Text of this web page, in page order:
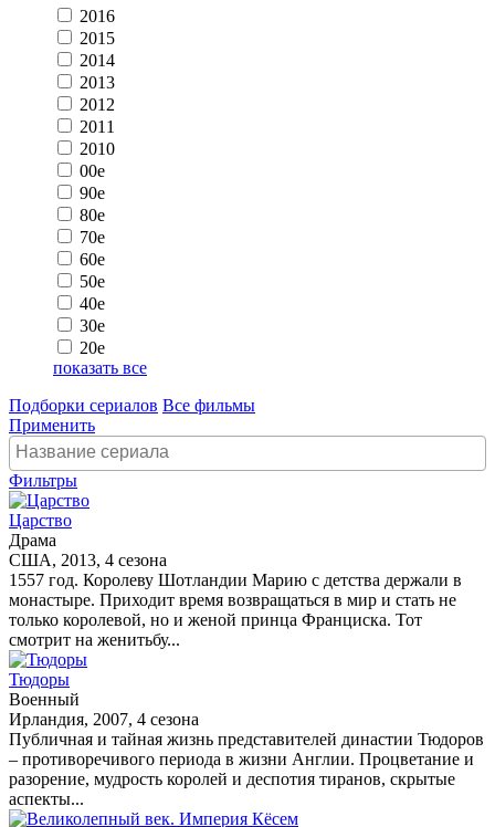
2016
2015
2014
2013
2012
2011
2010
00e
90e
80e
70e
60e
50e
40e
30e
20e
показать все
Подборки сериалов Все фильмы
Применить
Фильтры
Царство
Драма
США, 2013, 4 сезона
1557 год. Королеву Шотландии Марию с детства держали в
монастыре. Приходит время возвращаться в мир и стать не
только королевой, но и женой принца Франциска. Тот
смотрит на женитьбу...
Тюдоры
Военный
Ирландия, 2007, 4 сезона
Публичная и тайная жизнь представителей династии Тюдоров
– противоречивого периода в жизни Англии. Процветание и
разорение, мудрость королей и деспотия тиранов, скрытые
аспекты...